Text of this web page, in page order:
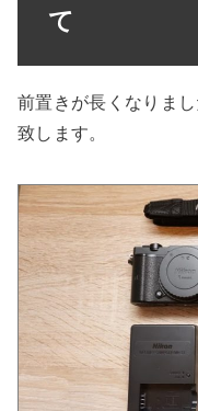
て
前置きが長くなりま
致します。